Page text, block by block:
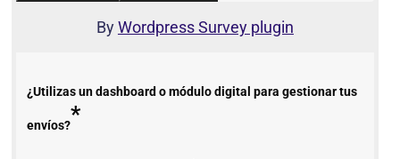
ByWordpress Survey plugin
¿Utilizas un dashboard o módulo digital para gestionar tus
envíos?*